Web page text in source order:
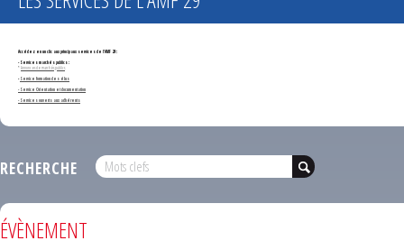
Accédez en un clic aux principaux services de l'AMF 29 :
- Services marchés publics :
*Annonces de marchés publics
-Service formation des élus
- Service Orientation et documentation
- Services ouverts aux adhérents
RECHERCHE
ÉVÈNEMENT